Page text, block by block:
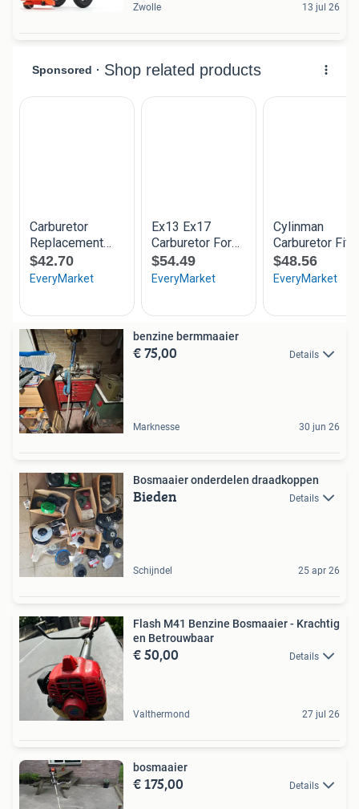
Zwolle 13 jul 26
benzine bermmaaier
€ 75,00 Details
Marknesse 30 jun 26
Bosmaaier onderdelen draadkoppen
Bieden Details
Schijndel 25 apr 26
Flash M41 Benzine Bosmaaier - Krachtig
en Betrouwbaar
€ 50,00 Details
Valthermond 27 jul 26
bosmaaier
€ 175,00 Details